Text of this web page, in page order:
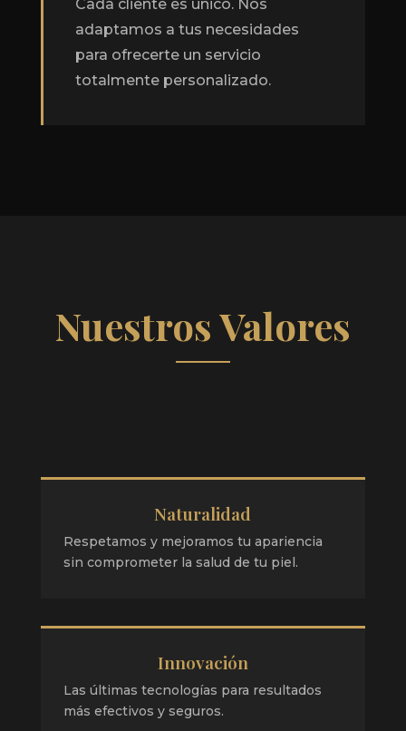
Cada cliente es único. Nos
adaptamos a tus necesidades
para ofrecerte un servicio
totalmente personalizado.
Nuestros Valores
Naturalidad
Respetamos y mejoramos tu apariencia
sin comprometer la salud de tu piel.
Innovación
Las últimas tecnologías para resultados
más efectivos y seguros.